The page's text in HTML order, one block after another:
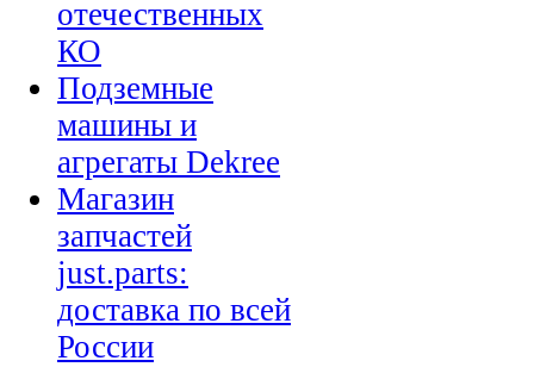
отечественных
КО
Подземные
машины и
агрегаты Dekree
Магазин
запчастей
just.parts:
доставка по всей
России